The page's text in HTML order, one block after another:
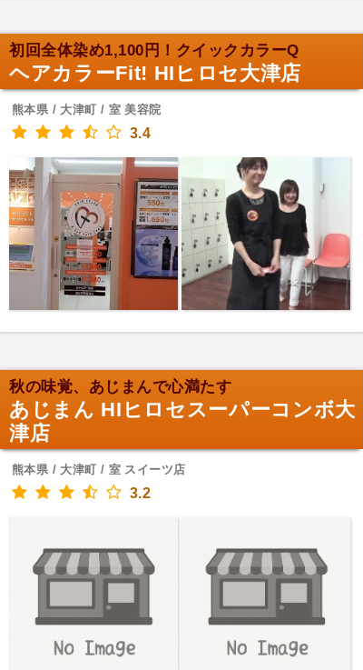
初回全体染め1,100円！クイックカラーQ
ヘアカラーFit! HIヒロセ大津店
熊本県 / 大津町 / 室 美容院
3.4
秋の味覚、あじまんで心満たす
あじまん HIヒロセスーパーコンボ大
津店
熊本県 / 大津町 / 室 スイーツ店
3.2